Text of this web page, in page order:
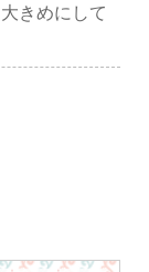
きめにして